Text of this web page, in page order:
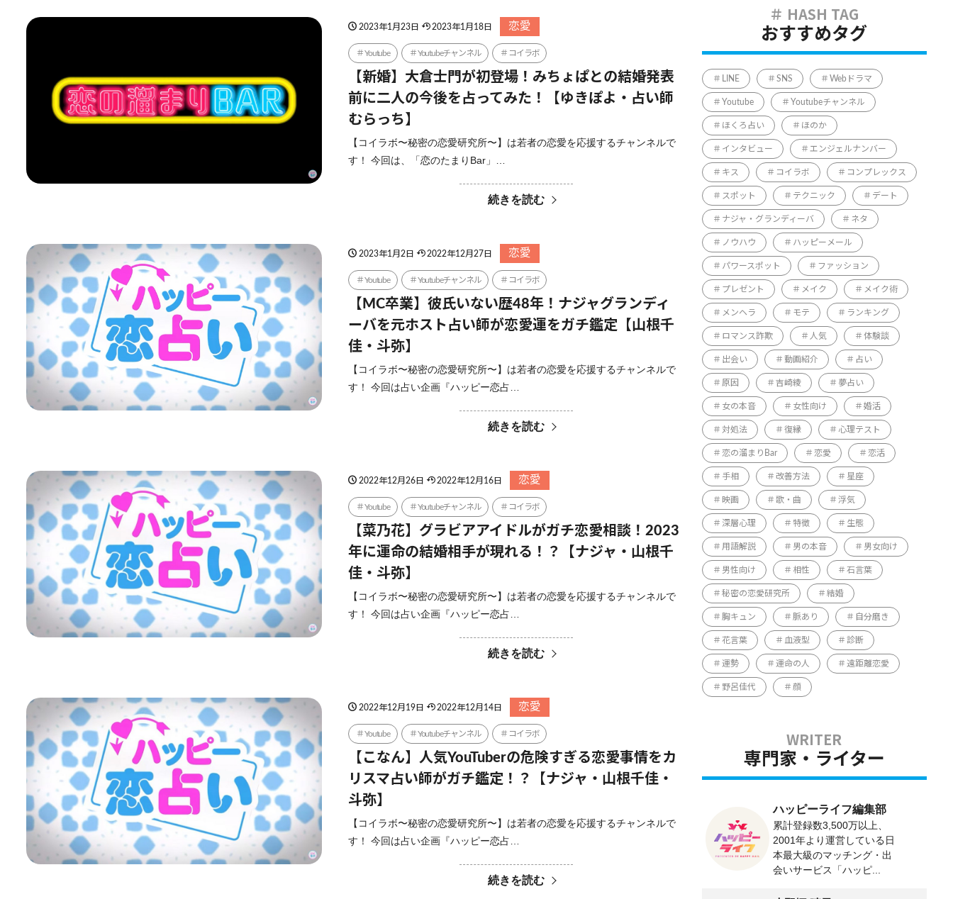
2023年1月23日 2023年1月18日 恋愛
Youtube Youtubeチャンネル コイラボ
【新婚】大倉士門が初登場！みちょぱとの結婚発表
前に二人の今後を占ってみた！【ゆきぽよ・占い師
むらっち】
【コイラボ〜秘密の恋愛研究所〜】は若者の恋愛を応援するチャンネルで
す！ 今回は、「恋のたまりBar」…
続きを読む
2023年1月2日 2022年12月27日 恋愛
Youtube Youtubeチャンネル コイラボ
【MC卒業】彼氏いない歴48年！ナジャグランディ
ーバを元ホスト占い師が恋愛運をガチ鑑定【山根千
佳・斗弥】
【コイラボ〜秘密の恋愛研究所〜】は若者の恋愛を応援するチャンネルで
す！ 今回は占い企画『ハッピー恋占…
続きを読む
2022年12月26日 2022年12月16日 恋愛
Youtube Youtubeチャンネル コイラボ
【菜乃花】グラビアアイドルがガチ恋愛相談！2023
年に運命の結婚相手が現れる！？【ナジャ・山根千
佳・斗弥】
【コイラボ〜秘密の恋愛研究所〜】は若者の恋愛を応援するチャンネルで
す！ 今回は占い企画『ハッピー恋占…
続きを読む
2022年12月19日 2022年12月14日 恋愛
Youtube Youtubeチャンネル コイラボ
【こなん】人気YouTuberの危険すぎる恋愛事情をカ
リスマ占い師がガチ鑑定！？【ナジャ・山根千佳・
斗弥】
【コイラボ〜秘密の恋愛研究所〜】は若者の恋愛を応援するチャンネルで
す！ 今回は占い企画『ハッピー恋占…
続きを読む
おすすめタグ
LINE SNS Webドラマ
Youtube Youtubeチャンネル
ほくろ占い ほのか
インタビュー エンジェルナンバー
キス コイラボ コンプレックス
スポット テクニック デート
ナジャ・グランディーバ ネタ
ノウハウ ハッピーメール
パワースポット ファッション
プレゼント メイク メイク術
メンヘラ モテ ランキング
ロマンス詐欺 人気 体験談
出会い 動画紹介 占い
原因 吉崎綾 夢占い
女の本音 女性向け 婚活
対処法 復縁 心理テスト
恋の溜まりBar 恋愛 恋活
手相 改善方法 星座
映画 歌・曲 浮気
深層心理 特徴 生態
用語解説 男の本音 男女向け
男性向け 相性 石言葉
秘密の恋愛研究所 結婚
胸キュン 脈あり 自分磨き
花言葉 血液型 診断
運勢 運命の人 遠距離恋愛
野呂佳代 顔
専門家・ライター
ハッピーライフ編集部
累計登録数3,500万以上、
2001年より運営している日
本最大級のマッチング・出
会いサービス「ハッピ...